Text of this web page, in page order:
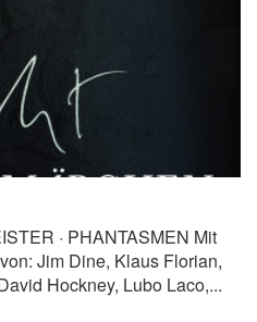
· PHANTASMEN Mit
Jim Dine, Klaus Florian,
Hockney, Lubo Laco,...